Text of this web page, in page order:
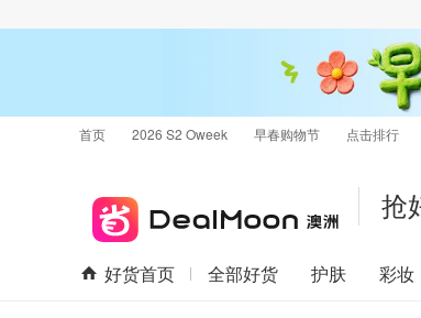
首页 2026 S2 Oweek 早春购物节 点击排行
抢
好货首页 全部好货 护肤 彩妆